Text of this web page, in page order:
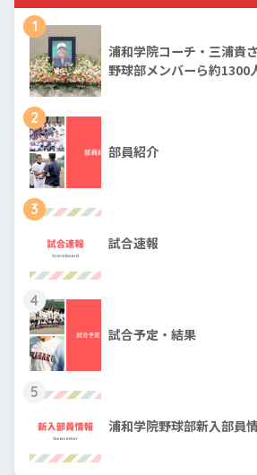
1
浦和学院コーチ・三浦貴
野球部メンバーら約1300
2
部員紹介
3
試合速報
4
試合予定・結果
5
浦和学院野球部新入部員